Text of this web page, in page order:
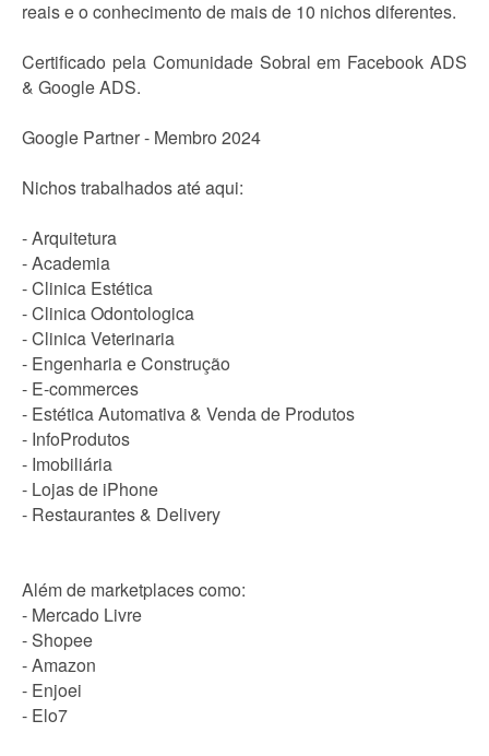
reais e o conhecimento de mais de 10 nichos diferentes.
Certificado pela Comunidade Sobral em Facebook ADS
& Google ADS.
Google Partner - Membro 2024
Nichos trabalhados até aqui:
- Arquitetura
- Academia
- Clinica Estética
- Clinica Odontologica
- Clinica Veterinaria
- Engenharia e Construção
- E-commerces
- Estética Automativa & Venda de Produtos
- InfoProdutos
- Imobiliária
- Lojas de iPhone
- Restaurantes & Delivery
Além de marketplaces como:
- Mercado Livre
- Shopee
- Amazon
- Enjoei
- Elo7